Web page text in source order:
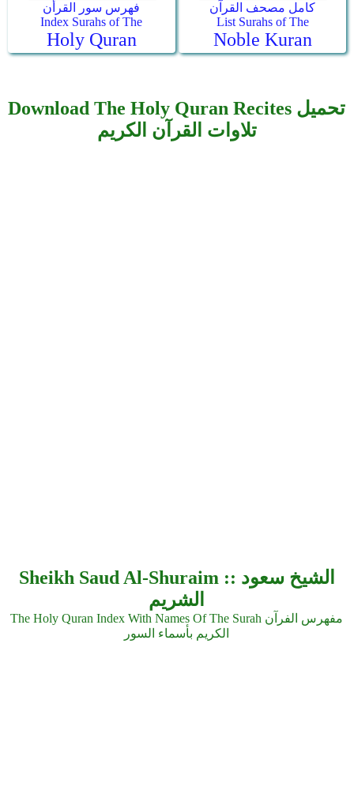
فهرس سور القرأن
Index Surahs of The
Holy Quran
كامل مصحف القرآن
List Surahs of The
Noble Kuran
Download The Holy Quran Recites تحميل
تلاوات القرآن الكريم
Sheikh Saud Al-Shuraim :: الشيخ سعود
الشريم
The Holy Quran Index With Names Of The Surah مفهرس الفرآن
الكريم بأسماء السور